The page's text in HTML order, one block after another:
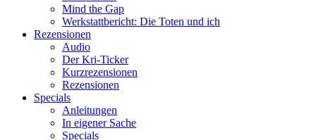
Mind the Gap
Werkstattbericht: Die Toten und ich
Rezensionen
Audio
Der Kri-Ticker
Kurzrezensionen
Rezensionen
Specials
Anleitungen
In eigener Sache
Specials